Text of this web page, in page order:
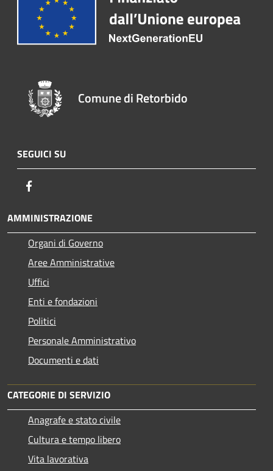
Comune di Retorbido
SEGUICI SU
AMMINISTRAZIONE
Organi di Governo
Aree Amministrative
Uffici
Enti e fondazioni
Politici
Personale Amministrativo
Documenti e dati
CATEGORIE DI SERVIZIO
Anagrafe e stato civile
Cultura e tempo libero
Vita lavorativa